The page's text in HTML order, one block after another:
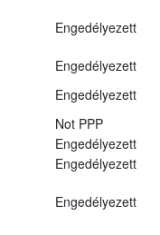
Engedélyezett
Engedélyezett
Engedélyezett
Not PPP
Engedélyezett
Engedélyezett
Engedélyezett